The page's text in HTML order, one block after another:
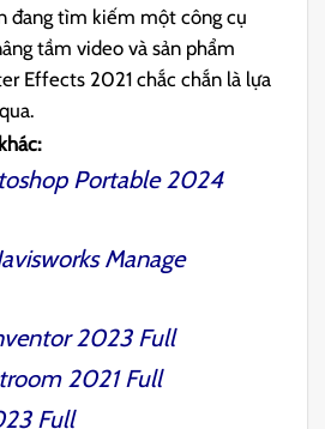
đang tìm kiếm một công cụ
tầm video và sản phẩm
Effects 2021 chắc chắn là lựa
Portable 2024
Manage
2023Full
2021Full
Full